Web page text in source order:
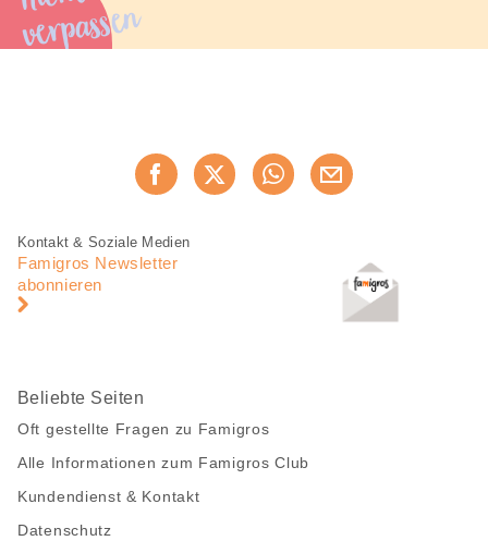
verpassen
Jetzt weiterempfehlen
Fusszeile
Fusszeile
Navigation
Kontakt & Soziale Medien
Famigros Newsletter
abonnieren
Beliebte Seiten
Oft gestellte Fragen zu Famigros
Alle Informationen zum Famigros Club
Kundendienst & Kontakt
Datenschutz